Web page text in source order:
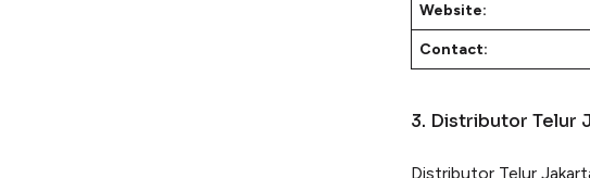
Website:
Contact:
3. Distributor Telur
Distributor Telur